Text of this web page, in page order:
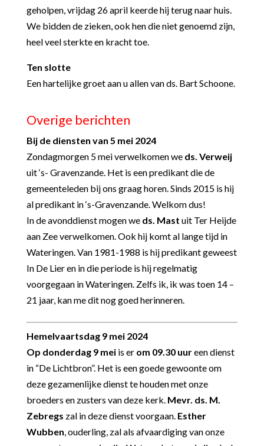
geholpen, vrijdag 26 april keerde hij terug naar huis.
We bidden de zieken, ook hen die niet genoemd zijn,
heel veel sterkte en kracht toe.
Ten slotte
Een hartelijke groet aan u allen van ds. Bart Schoone.
Overige berichten
Bij de diensten van 5 mei 2024
Zondagmorgen 5 mei verwelkomen we ds. Verweij
uit ‘s- Gravenzande. Het is een predikant die de
gemeenteleden bij ons graag horen. Sinds 2015 is hij
al predikant in ‘s-Gravenzande. Welkom dus!
In de avonddienst mogen we ds. Mast uit Ter Heijde
aan Zee verwelkomen. Ook hij komt al lange tijd in
Wateringen. Van 1981-1988 is hij predikant geweest
In De Lier en in die periode is hij regelmatig
voorgegaan in Wateringen. Zelfs ik, ik was toen 14 –
21 jaar, kan me dit nog goed herinneren.
Hemelvaartsdag 9 mei 2024
Op donderdag 9 meiis er om 09.30 uureen dienst
in “De Lichtbron”. Het is een goede gewoonte om
deze gezamenlijke dienst te houden met onze
broeders en zusters van deze kerk. Mevr. ds. M.
Zebregs zal in deze dienst voorgaan. Esther
Wubben, ouderling, zal als afvaardiging van onze